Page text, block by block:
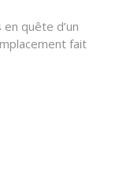
quête d’un
fait